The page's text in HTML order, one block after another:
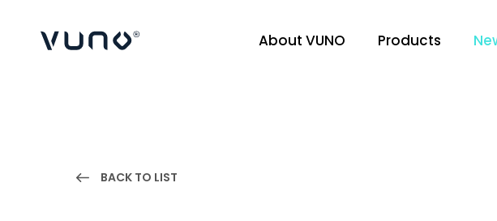
(주) 뷰노 About VUNO Products
BACK TO LIST